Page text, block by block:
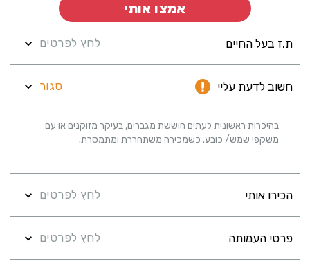
ת.ז בעל החיים לחץ לפרטים
חשוב לדעת עליי סגור
בהיכרות ראשונית לעתים חוששת מגברים, בעיקר מזוקנים או עם
משקפי שמש/ כובע. כשמכירה משתחררת ומתמסרת.
הכירו אותי לחץ לפרטים
פרטי העמותה לחץ לפרטים
אמצו אותי